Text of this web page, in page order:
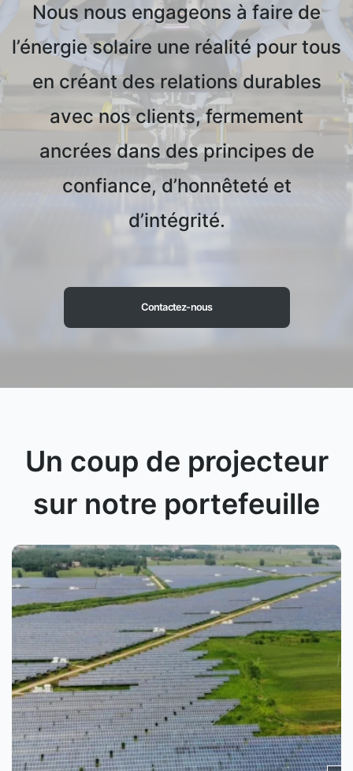
Nous nous engageons à faire de
l’énergie solaire une réalité pour tous
en créant des relations durables
avec nos clients, fermement
ancrées dans des principes de
confiance, d’honnêteté et
d’intégrité.
Contactez-nous
Un coup de projecteur
sur notre portefeuille